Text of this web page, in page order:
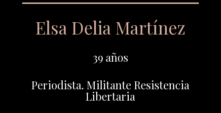
Elsa Delia Martínez
39 años
Periodista. Militante Resistencia
Libertaria